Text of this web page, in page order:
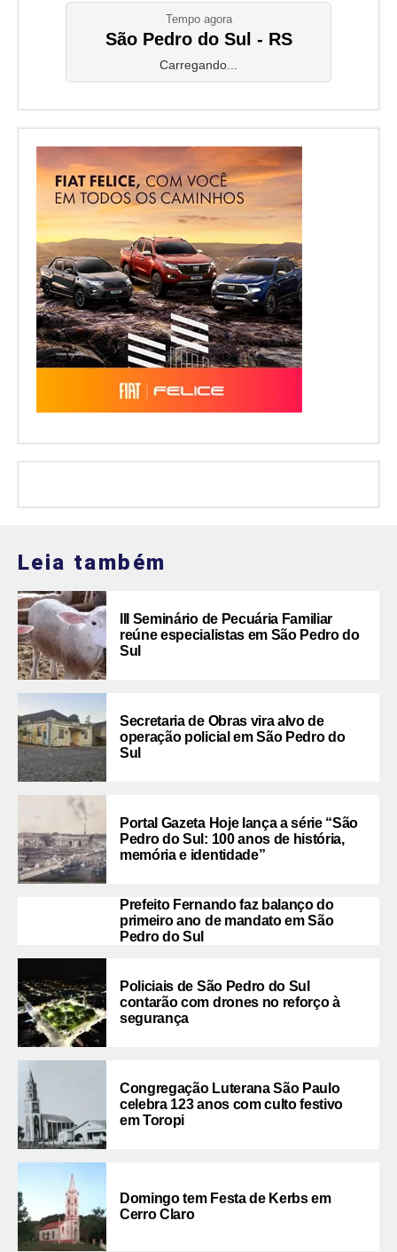
Tempo agora
São Pedro do Sul - RS
Carregando...
Leia também
III Seminário de Pecuária Familiar
reúne especialistas em São Pedro do
Sul
Secretaria de Obras vira alvo de
operação policial em São Pedro do
Sul
Portal Gazeta Hoje lança a série “São
Pedro do Sul: 100 anos de história,
memória e identidade”
Prefeito Fernando faz balanço do
primeiro ano de mandato em São
Pedro do Sul
Policiais de São Pedro do Sul
contarão com drones no reforço à
segurança
Congregação Luterana São Paulo
celebra 123 anos com culto festivo
em Toropi
Domingo tem Festa de Kerbs em
Cerro Claro